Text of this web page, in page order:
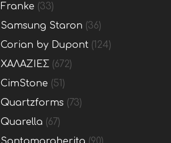
Franke (33)
Samsung Staron (36)
Corian by Dupont (124)
ΧΑΛΑΖΙΕΣ (672)
CimStone (51)
Quartzforms (73)
Quarella (67)